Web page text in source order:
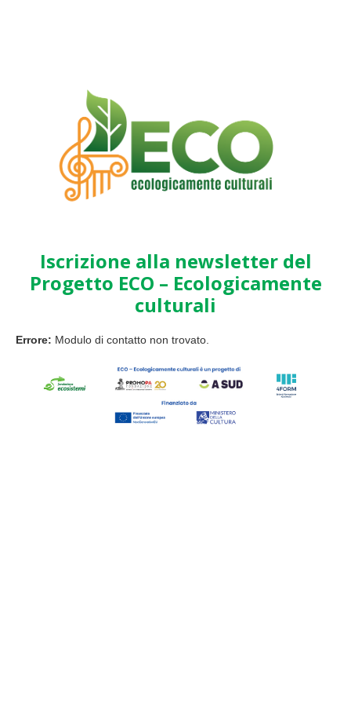
Iscrizione alla newsletter del
Progetto ECO – Ecologicamente
culturali
Errore: Modulo di contatto non trovato.